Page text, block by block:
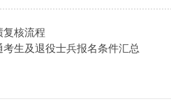
的单位往往也越好，除了毕业
专科院校资源的确不如本科院校
对于很多不愿意接受民办院校
不错的选择。
复核流程
生及退役士兵报名条件汇总